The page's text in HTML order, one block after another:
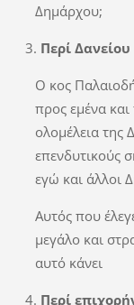
Δημάρχου;
Περί Δανείου
Ο κος
προς εμένα
ολομέλεια της
επενδυτικούς
εγώ και άλλοι
Αυτός που
μεγάλο και
αυτό κάνει
Περί